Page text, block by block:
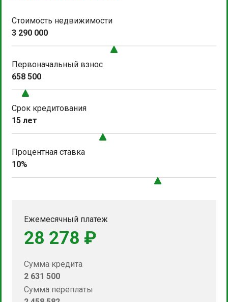
Стоимость недвижимости
3 290 000
Первоначальный взнос
658 500
Срок кредитования
15 лет
Процентная ставка
10%
Ежемесячный платеж
28 278 ₽
Сумма кредита
2 631 500
Сумма переплаты